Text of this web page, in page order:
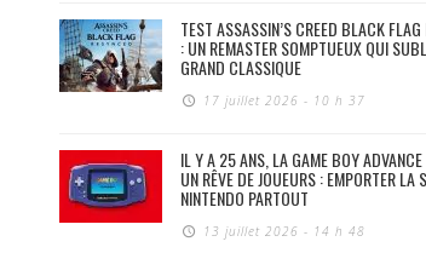
TEST ASSASSIN’S CREED BLACK FLAG
: UN REMASTER SOMPTUEUX QUI
GRAND CLASSIQUE
17 juillet 2026 - 10 h 37
IL Y A 25 ANS, LA GAME BOY
UN RÊVE DE JOUEURS : EMPORTER LA
NINTENDO PARTOUT
13 juillet 2026 - 14 h 48